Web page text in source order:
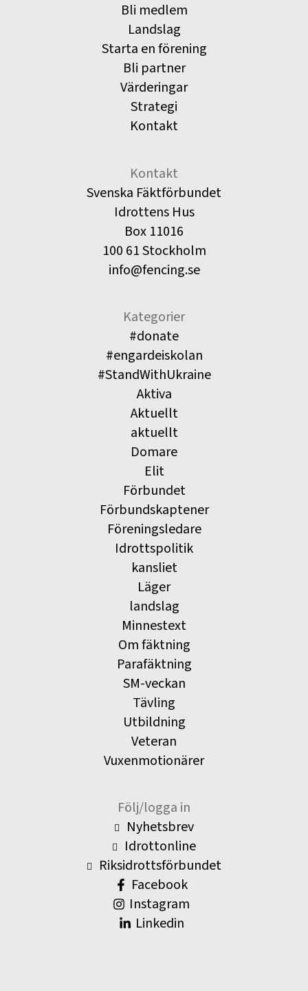
Bli medlem
Landslag
Starta en förening
Bli partner
Värderingar
Strategi
Kontakt
Kontakt
Svenska Fäktförbundet
Idrottens Hus
Box 11016
100 61 Stockholm
info@fencing.se
Kategorier
#donate
#engardeiskolan
#StandWithUkraine
Aktiva
Aktuellt
aktuellt
Domare
Elit
Förbundet
Förbundskaptener
Föreningsledare
Idrottspolitik
kansliet
Läger
landslag
Minnestext
Om fäktning
Parafäktning
SM-veckan
Tävling
Utbildning
Veteran
Vuxenmotionärer
Följ/logga in
Nyhetsbrev
Idrottonline
Riksidrottsförbundet
Facebook
Instagram
Linkedin